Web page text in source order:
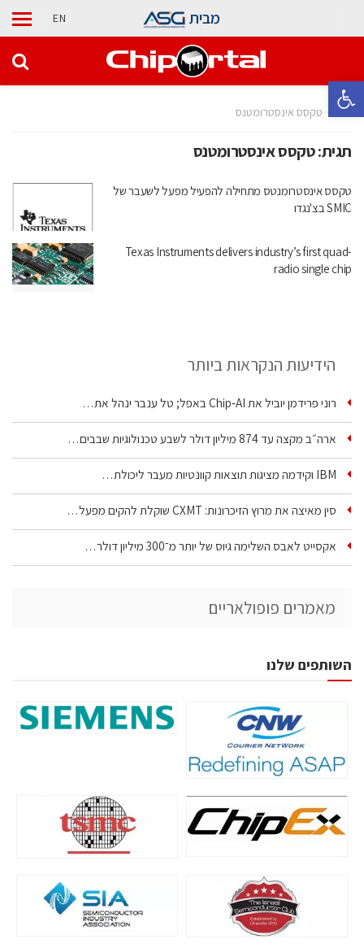
פתח סרגל נגישות
מבית EN
בית טקסס אינסטרומטנס
תגית:טקסס אינסטרומטנס
טקסס אינסטרומנטס מתחילה להפעיל מפעל לשעבר של
SMIC בצ'נגדו
Texas Instruments delivers industry’s first quad-
radio single chip
הידיעות הנקראות ביותר
רוני פרידמן יוביל את Chip‑AI באפל; טל ענבר ינהל את…
ארה״ב מקצה עד 874 מיליון דולר לשבע טכנולוגיות שבבים…
IBM וקידמה מציגות תוצאות קוונטיות מעבר ליכולת…
סין מאיצה את מרוץ הזיכרונות: CXMT שוקלת להקים מפעל…
אקסייט לאבס השלימה גיוס של יותר מ־300 מיליון דולר…
מאמרים פופולאריים
השותפים שלנו